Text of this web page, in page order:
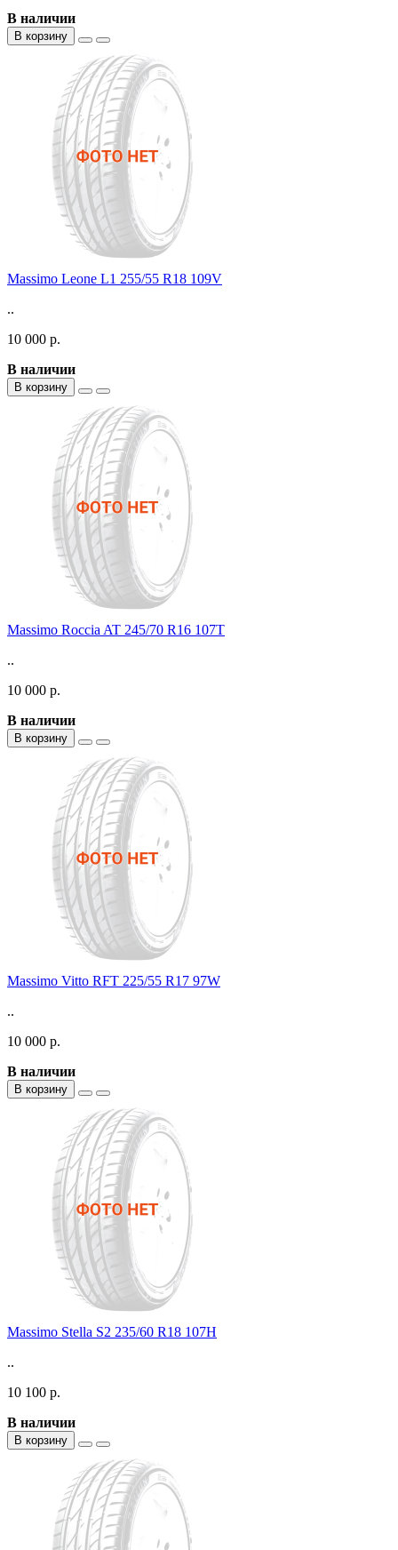
В наличии
В корзину
Massimo Leone L1 255/55 R18 109V
..
10 000 р.
В наличии
В корзину
Massimo Roccia AT 245/70 R16 107T
..
10 000 р.
В наличии
В корзину
Massimo Vitto RFT 225/55 R17 97W
..
10 000 р.
В наличии
В корзину
Massimo Stella S2 235/60 R18 107H
..
10 100 р.
В наличии
В корзину